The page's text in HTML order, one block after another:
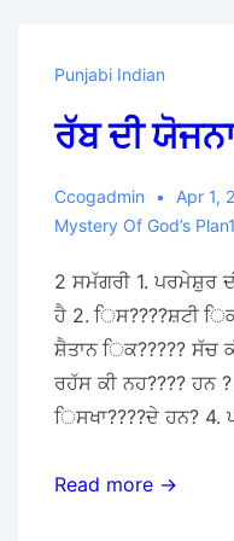
Punjabi Indian
ਰੱਬ ਦੀ
Ccogadmin Apr 1,
Mystery Of God’s Plan1
2 ਸਮੱਗਰੀ 1. ਪਰਮੇਸ਼ੁਰ
ਹੈ 2. ਿਸ????ਸ਼ਟੀ
ਸ਼ੈਤਾਨ ਿਕ????? ਸੱਚ
ਰਹੱਸ ਕੀ ਨਹ???? ਹਨ
ਿਸਖਾ????ਦੇ ਹਨ? 4.
ਰੱਬ
Read more →